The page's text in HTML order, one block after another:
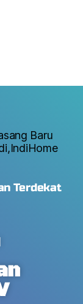
Terdekat